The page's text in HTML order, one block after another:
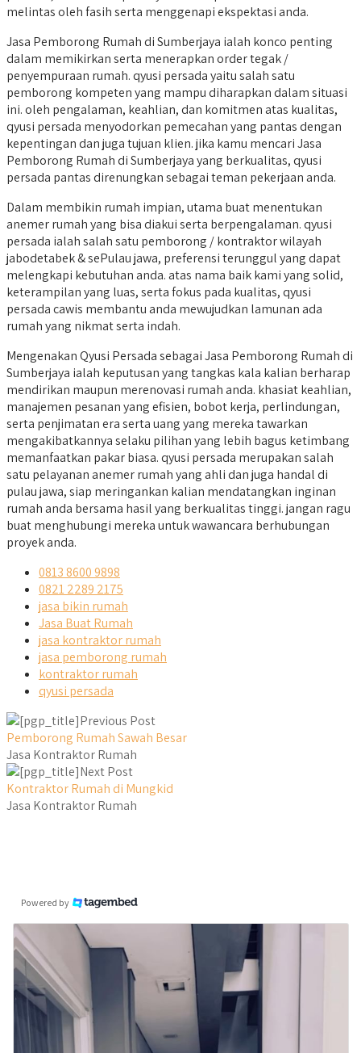
melintas oleh fasih serta menggenapi ekspektasi anda.
Jasa Pemborong Rumah di Sumberjaya ialah konco penting
dalam memikirkan serta menerapkan order tegak /
penyempuraan rumah. qyusi persada yaitu salah satu
pemborong kompeten yang mampu diharapkan dalam situasi
ini. oleh pengalaman, keahlian, dan komitmen atas kualitas,
qyusi persada menyodorkan pemecahan yang pantas dengan
kepentingan dan juga tujuan klien. jika kamu mencari Jasa
Pemborong Rumah di Sumberjaya yang berkualitas, qyusi
persada pantas direnungkan sebagai teman pekerjaan anda.
Dalam membikin rumah impian, utama buat menentukan
anemer rumah yang bisa diakui serta berpengalaman. qyusi
persada ialah salah satu pemborong / kontraktor wilayah
jabodetabek & sePulau jawa, preferensi terunggul yang dapat
melengkapi kebutuhan anda. atas nama baik kami yang solid,
keterampilan yang luas, serta fokus pada kualitas, qyusi
persada cawis membantu anda mewujudkan lamunan ada
rumah yang nikmat serta indah.
Mengenakan Qyusi Persada sebagai Jasa Pemborong Rumah di
Sumberjaya ialah keputusan yang tangkas kala kalian berharap
mendirikan maupun merenovasi rumah anda. khasiat keahlian,
manajemen pesanan yang efisien, bobot kerja, perlindungan,
serta penjimatan era serta uang yang mereka tawarkan
mengakibatkannya selaku pilihan yang lebih bagus ketimbang
memanfaatkan pakar biasa. qyusi persada merupakan salah
satu pelayanan anemer rumah yang ahli dan juga handal di
pulau jawa, siap meringankan kalian mendatangkan inginan
rumah anda bersama hasil yang berkualitas tinggi. jangan ragu
buat menghubungi mereka untuk wawancara berhubungan
proyek anda.
0813 8600 9898
0821 2289 2175
jasa bikin rumah
Jasa Buat Rumah
jasa kontraktor rumah
jasa pemborong rumah
kontraktor rumah
qyusi persada
Previous Post
Pemborong Rumah Sawah Besar
Jasa Kontraktor Rumah
Next Post
Kontraktor Rumah di Mungkid
Jasa Kontraktor Rumah
Powered by